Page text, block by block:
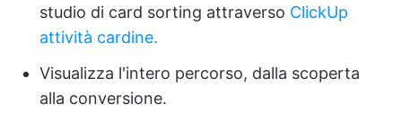
studio di card sorting attraverso ClickUp
attività cardine.
Visualizza l'intero percorso, dalla scoperta
alla conversione.